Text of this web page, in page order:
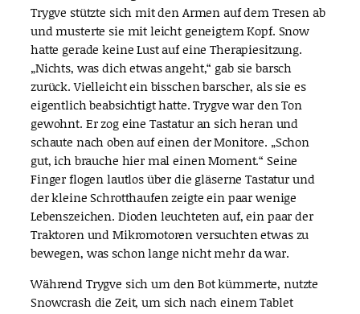
Trygve stützte sich mit den Armen auf dem Tresen ab
und musterte sie mit leicht geneigtem Kopf. Snow
hatte gerade keine Lust auf eine Therapiesitzung.
„Nichts, was dich etwas angeht,“ gab sie barsch
zurück. Vielleicht ein bisschen barscher, als sie es
eigentlich beabsichtigt hatte. Trygve war den Ton
gewohnt. Er zog eine Tastatur an sich heran und
schaute nach oben auf einen der Monitore. „Schon
gut, ich brauche hier mal einen Moment.“ Seine
Finger flogen lautlos über die gläserne Tastatur und
der kleine Schrotthaufen zeigte ein paar wenige
Lebenszeichen. Dioden leuchteten auf, ein paar der
Traktoren und Mikromotoren versuchten etwas zu
bewegen, was schon lange nicht mehr da war.
Während Trygve sich um den Bot kümmerte, nutzte
Snowcrash die Zeit, um sich nach einem Tablet